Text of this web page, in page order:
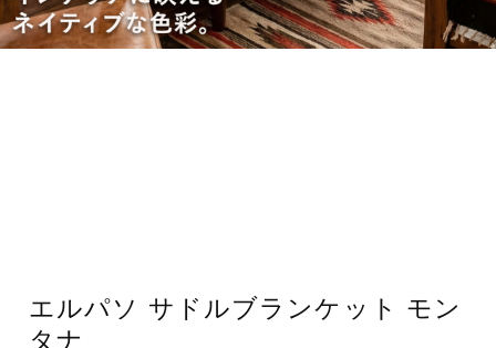
エルパソ サドルブランケット モン
タナ